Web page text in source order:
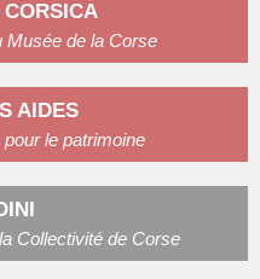
Musée de la Corse
AIDES
le patrimoine
Collectivité de Corse